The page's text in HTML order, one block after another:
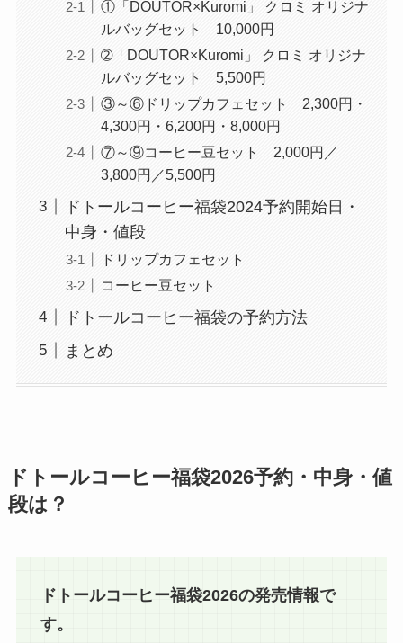
①「DOUTOR×Kuromi」 クロミ オリジナ
ルバッグセット 10,000円
➁「DOUTOR×Kuromi」 クロミ オリジナ
ルバッグセット 5,500円
③～⑥ドリップカフェセット 2,300円・
4,300円・6,200円・8,000円
⑦～⑨コーヒー豆セット 2,000円／
3,800円／5,500円
ドトールコーヒー福袋2024予約開始日・
中身・値段
ドリップカフェセット
コーヒー豆セット
ドトールコーヒー福袋の予約方法
まとめ
ドトールコーヒー福袋2026予約・中身・値
段は？
ドトールコーヒー福袋2026の発売情報で
す。